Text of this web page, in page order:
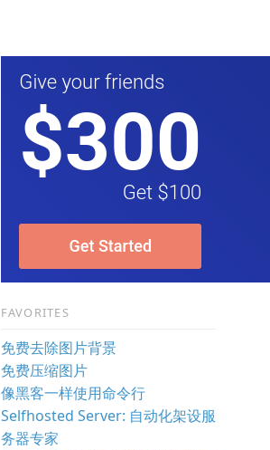
FAVORITES
免费去除图片背景
免费压缩图片
像黑客一样使用命令行
Selfhosted Server: 自动化架设服
务器专家